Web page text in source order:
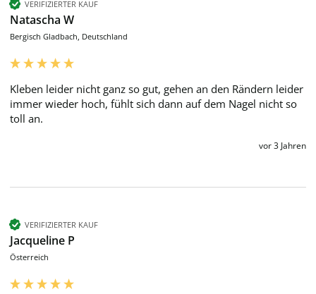
VERIFIZIERTER KAUF
Natascha W
Bergisch Gladbach, Deutschland
Kleben leider nicht ganz so gut, gehen an den Rändern leider
immer wieder hoch, fühlt sich dann auf dem Nagel nicht so
toll an.
vor 3 Jahren
VERIFIZIERTER KAUF
Jacqueline P
Österreich